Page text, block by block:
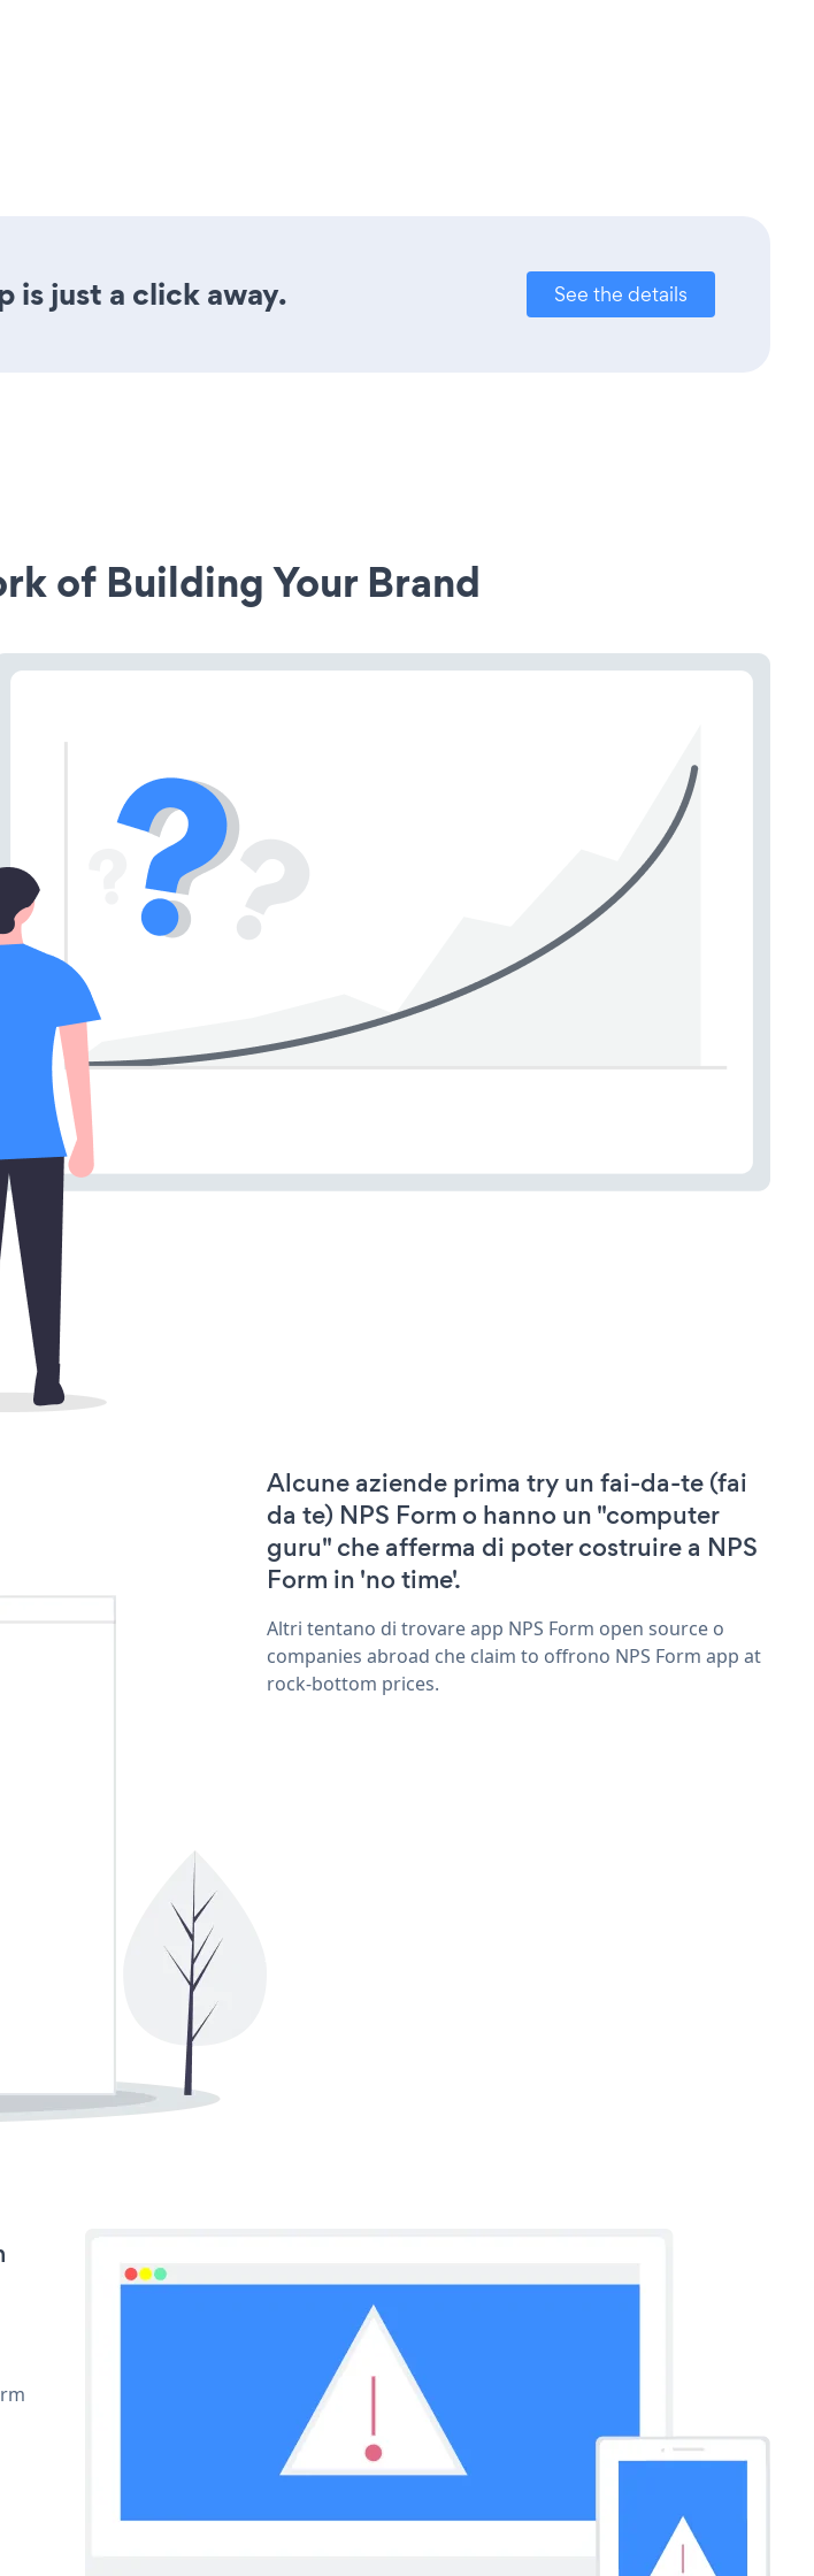
is just a click away. See the details
of Building Your Brand
Alcune aziende prima try un fai-da-te (fai
da te) NPS Form o hanno un "computer
guru" che afferma di poter costruire a NPS
Form in 'no time'.
Altri tentano di trovare app NPS Form open source o
companies abroad che claim to offrono NPS Form app at
rock-bottom prices.